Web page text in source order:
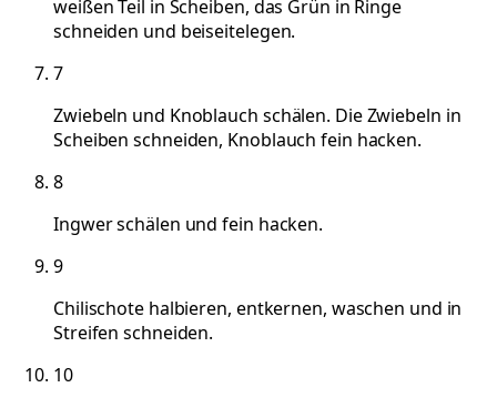
weißen Teil in Scheiben, das Grün in Ringe
schneiden und beiseitelegen.
7
Zwiebeln und Knoblauch schälen. Die Zwiebeln in
Scheiben schneiden, Knoblauch fein hacken.
8
Ingwer schälen und fein hacken.
9
Chilischote halbieren, entkernen, waschen und in
Streifen schneiden.
10